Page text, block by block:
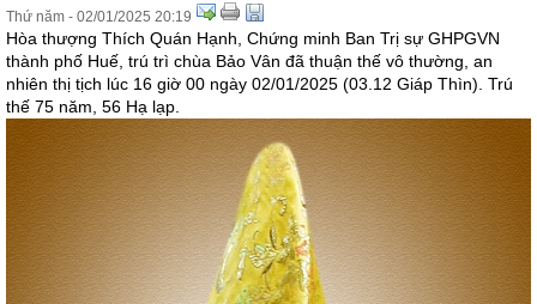
Thứ năm - 02/01/2025 20:19
Hòa thượng Thích Quán Hạnh, Chứng minh Ban Trị sự GHPGVN
thành phố Huế, trú trì chùa Bảo Vân đã thuận thế vô thường, an
nhiên thị tịch lúc 16 giờ 00 ngày 02/01/2025 (03.12 Giáp Thìn). Trú
thế 75 năm, 56 Hạ lạp.